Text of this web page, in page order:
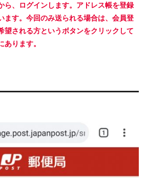
ら、ログインします。アドレス帳を登録
ます。今回のみ送られる場合は、会員登
望される方というボタンをクリックして
あります。